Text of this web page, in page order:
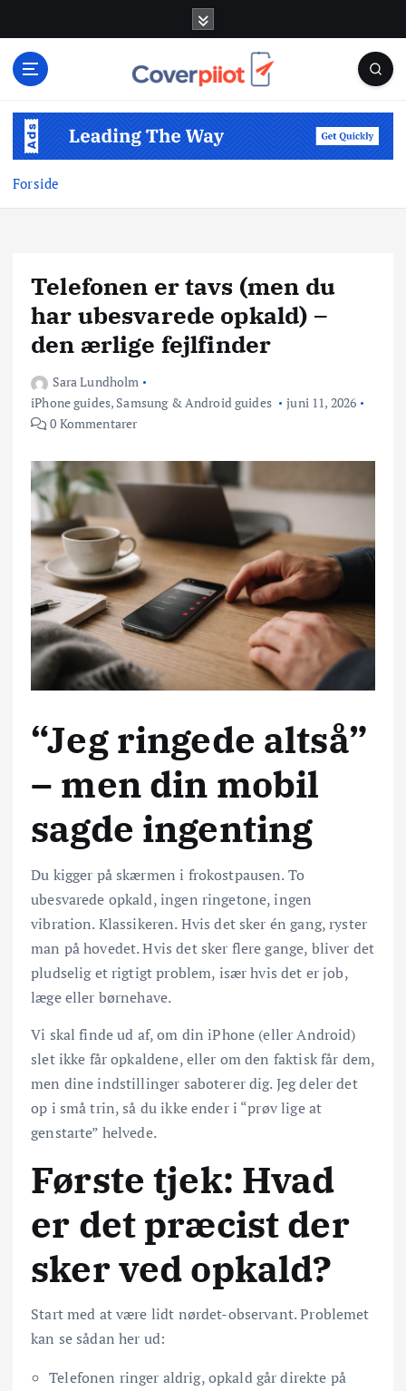
Forside
Telefonen er tavs (men du
har ubesvarede opkald) –
den ærlige fejlfinder
Sara Lundholm
iPhone guides, Samsung & Android guides
juni 11, 2026
0 Kommentarer
“Jeg ringede altså”
– men din mobil
sagde ingenting
Du kigger på skærmen i frokostpausen. To
ubesvarede opkald, ingen ringetone, ingen
vibration. Klassikeren. Hvis det sker én gang, ryster
man på hovedet. Hvis det sker flere gange, bliver det
pludselig et rigtigt problem, især hvis det er job,
læge eller børnehave.
Vi skal finde ud af, om din iPhone (eller Android)
slet ikke får opkaldene, eller om den faktisk får dem,
men dine indstillinger saboterer dig. Jeg deler det
op i små trin, så du ikke ender i “prøv lige at
genstarte” helvede.
Første tjek: Hvad
er det præcist der
sker ved opkald?
Start med at være lidt nørdet-observant. Problemet
kan se sådan her ud:
Telefonen ringer aldrig, opkald går direkte på